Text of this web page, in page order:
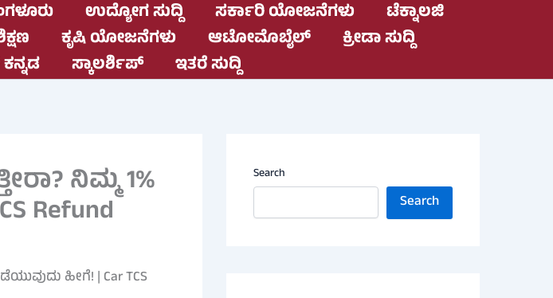
ಉದ್ಯೋಗ ಸುದ್ದಿ ಸರ್ಕಾರಿ ಯೋಜನೆಗಳು
ಟೆಕ್ನಾಲಜಿ
ಕೃಷಿ ಯೋಜನೆಗಳು ಆಟೋಮೊಬೈಲ್
ಕ್ರೀಡಾ ಸುದ್ದಿ
ಸ್ಕಾಲರ್ಶಿಪ್ ಇತರೆ ಸುದ್ದಿ
ನಿಮ್ಮ 1%
Refund
Search
Search